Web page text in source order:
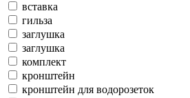
вставка
гильза
заглушка
заглушка
комплект
кронштейн
кронштейн для водорозеток